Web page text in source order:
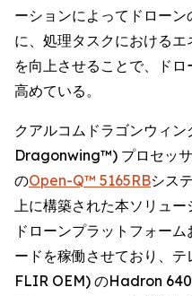
ーションによってドロー
に、処理タスクにおける
を向上させることで、ド
高めている。
クアルコムドラゴンウィ
Dragonwing™) プロセッ
のOpen-Q™ 5165RBシス
上に構築された本ソリュ
ドローンプラットフォー
ードを稼働させており、
FLIR OEM) のHadron